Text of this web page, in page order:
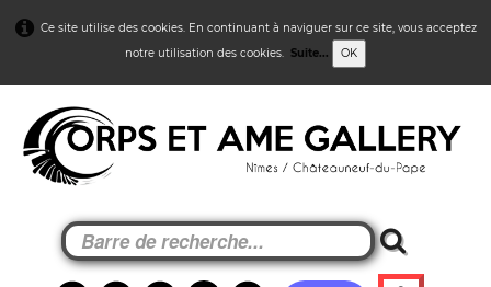
Ce site utilise des cookies. En continuant à naviguer sur ce site, vous acceptez
notre utilisation des cookies. Suite... OK